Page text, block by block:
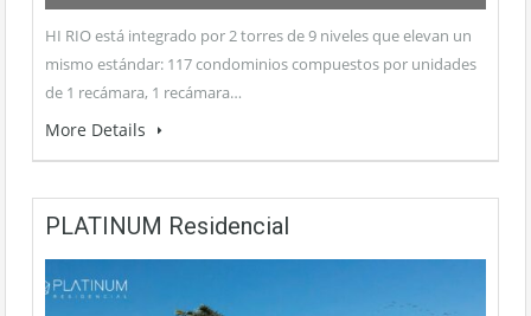
HI RIO está integrado por 2 torres de 9 niveles que elevan un
mismo estándar: 117 condominios compuestos por unidades
de 1 recámara, 1 recámara…
More Details
PLATINUM Residencial